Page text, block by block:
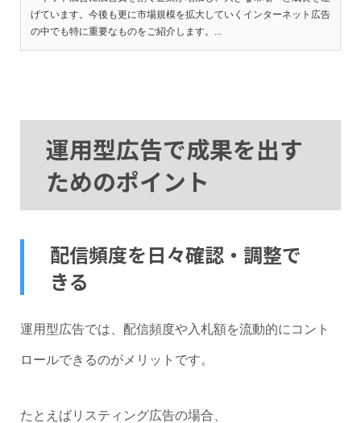
げています。今後も更に市場規模を拡大していくインターネット広告
の中でも特に重要なものをご紹介します。...
運用型広告で成果を出す
ためのポイント
配信頻度を日々確認・調整で
きる
運用型広告では、配信頻度や入札額を流動的にコント
ロールできるのがメリットです。
たとえばリスティング広告の場合、